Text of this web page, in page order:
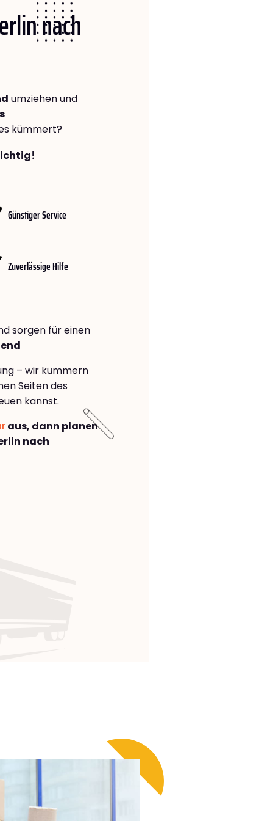
nach
umziehen und
kümmert?
Günstiger Service
Zuverlässige Hilfe
sorgen für einen
– wir kümmern
Seiten des
kannst.
aus, dann planen
nach